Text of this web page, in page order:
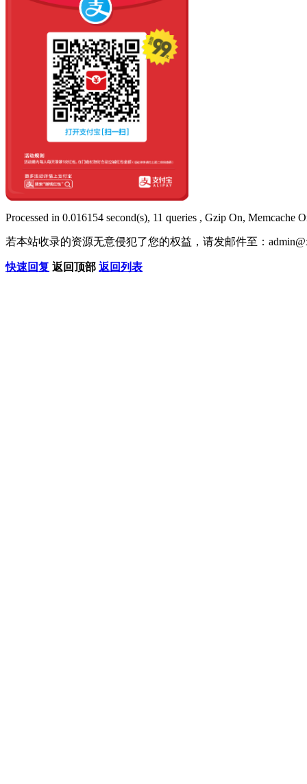
Processed in 0.016154 second(s), 11 queries , Gzip On, Memcache
若本站收录的资源无意侵犯了您的权益，请发邮件至：
快速回复 返回顶部 返回列表